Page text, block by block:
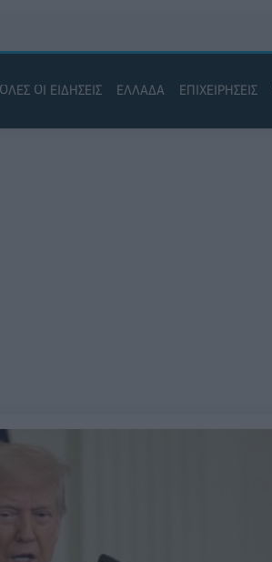
ΟΛΕΣ ΟΙ ΕΙΔΗΣΕΙΣ ΕΛΛΑΔΑ ΕΠΙΧΕΙΡΗΣΕΙΣ